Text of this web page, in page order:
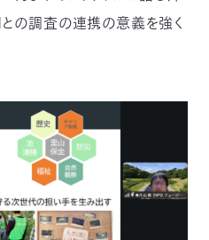
の調査の連携の意義を強く